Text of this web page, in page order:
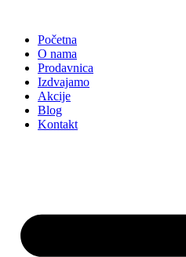
sadržajPočetna
O nama
Prodavnica
Izdvajamo
Akcije
Blog
Kontakt